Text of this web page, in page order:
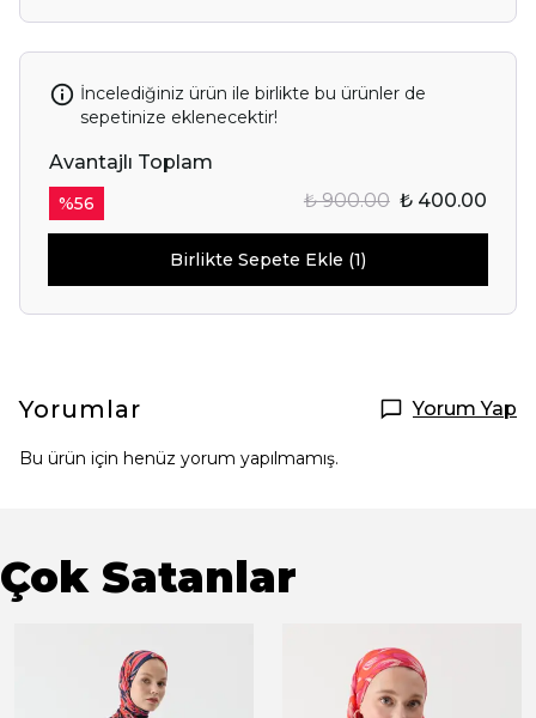
İncelediğiniz ürün ile birlikte bu ürünler de
sepetinize eklenecektir!
Avantajlı Toplam
%56 ₺ 900.00 ₺ 400.00
Birlikte Sepete Ekle (1)
Yorumlar Yorum Yap
Bu ürün için henüz yorum yapılmamış.
Çok Satanlar